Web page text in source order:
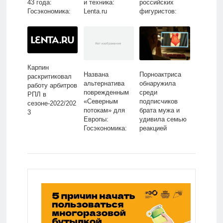
43 года:
Госэкономика:
Lenta.ru
и техника:
Lenta.ru
российских
фигуристов:
Спорт: Lenta.ru
Карпин
раскритиковал
работу арбитров
РПЛ в
сезоне-2022/202
3
Названа
альтернатива
поврежденным
«Северным
потокам» для
Европы:
Госэкономика:
Порноактриса
обнаружила
среди
подписчиков
брата мужа и
удивила семью
реакцией